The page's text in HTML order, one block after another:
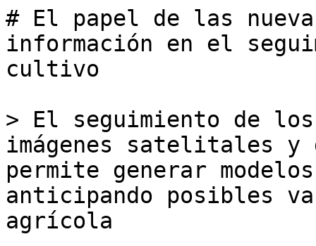
# El papel de las
información en el
cultivo
> El seguimiento de
imágenes satelitales y
permite generar
anticipando posibles
agrícola